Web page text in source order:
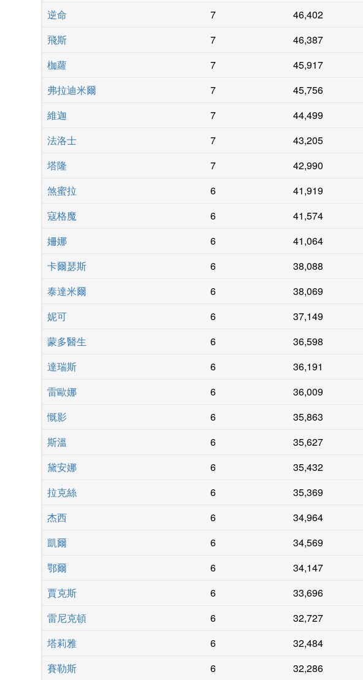
逆命
7 46,402
飛斯
7 46,387
枷蘿
7 45,917
弗拉迪米爾
7 45,756
維迦
7 44,499
法洛士
7 43,205
塔隆
7 42,990
煞蜜拉
6 41,919
寇格魔
6 41,574
姍娜
6 41,064
卡爾瑟斯
6 38,088
泰達米爾
6 38,069
妮可
6 37,149
蒙多醫生
6 36,598
達瑞斯
6 36,191
雷歐娜
6 36,009
慨影
6 35,863
斯溫
6 35,627
黛安娜
6 35,432
拉克絲
6 35,369
杰西
6 34,964
凱爾
6 34,569
鄂爾
6 34,147
賈克斯
6 33,696
雷尼克頓
6 32,727
塔莉雅
6 32,484
賽勒斯
6 32,286